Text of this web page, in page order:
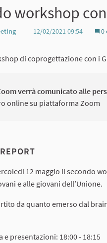
workshop
12/02/2021 09:54 0
di coprogettazione con i
verrà comunicato alle
online su piattaforma Zoom
12 maggio il secondo
e alle giovani dell’Unione.
da quanto emerso dal
e presentazioni: 18:00 - 18:15